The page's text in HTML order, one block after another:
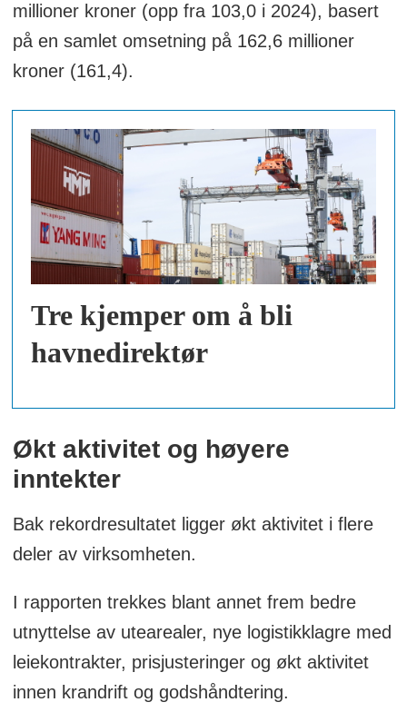
millioner kroner (opp fra 103,0 i 2024), basert
på en samlet omsetning på 162,6 millioner
kroner (161,4).
Tre kjemper om å bli
havnedirektør
Økt aktivitet og høyere
inntekter
Bak rekordresultatet ligger økt aktivitet i flere
deler av virksomheten.
I rapporten trekkes blant annet frem bedre
utnyttelse av utearealer, nye logistikklagre med
leiekontrakter, prisjusteringer og økt aktivitet
innen krandrift og godshåndtering.